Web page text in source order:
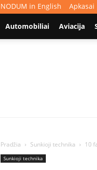
NODUM in English Apkasai
Automobiliai Aviacija
Pradžia Sunkioji technika 10
Sunkioji technika